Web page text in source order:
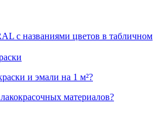
с названиями цветов в табличном
и эмали на 1 м²?
материалов?